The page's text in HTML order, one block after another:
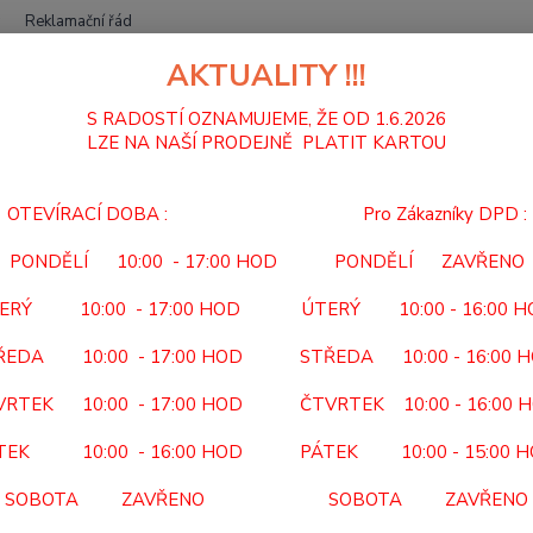
Reklamační řád
INVALIDNÍ STANDARDNÍ
Kód
ano
AKTUALITY !!!
S RADOSTÍ OZNAMUJEME, ŽE OD 1.6.2026
LZE NA NAŠÍ PRODEJNĚ PLATIT KARTOU
OTEVÍRACÍ DOBA : Pro Zákazníky DPD :
PONDĚLÍ 10:00 - 17:00 HOD PONDĚLÍ ZAVŘENO
10:00 - 17:00 HOD ÚTERÝ 10:00 - 16:00
10:00 - 17:00 HOD STŘEDA 10:00 - 16:00
10:00 - 17:00 HOD ČTVRTEK 10:00 - 16:00
10:00 - 16:00 HOD PÁTEK 10:00 - 15:00
SOBOTA ZAVŘENO SOBOTA ZAVŘENO